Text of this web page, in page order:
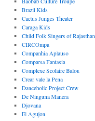
Brazil Kids
Cactus Junges Theater
Caraga Kids
Child Folk Singers of Rajasthan
CIRCOmpa
Companhia Aplauso
Comparsa Fantasia
Complexe Scolaire Balou
Crear vale la Pena
Danceholic Project Crew
De Ninguna Manera
Djovana
El Agujon